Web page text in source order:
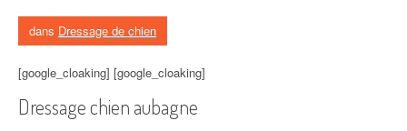
dans Dressage de chien
[google_cloaking] [google_cloaking]
Dressage chien aubagne